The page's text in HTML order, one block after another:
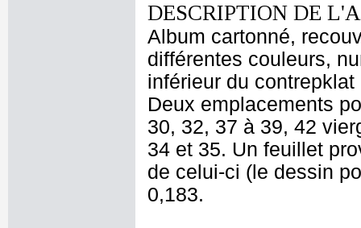
DESCRIPTION DE
Album cartonné,
différentes couleurs,
inférieur du
Deux emplacements
30, 32, 37 à 39, 42
34 et 35. Un feuillet
de celui-ci (le dessin
0,183.